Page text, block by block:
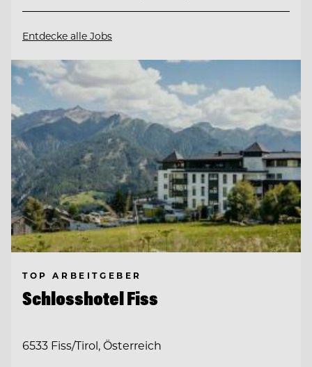
Entdecke alle Jobs
TOP ARBEITGEBER
Schlosshotel Fiss
6533 Fiss/Tirol, Österreich